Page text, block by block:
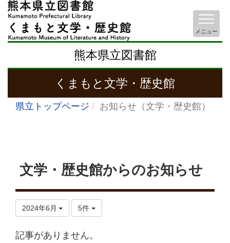
熊本県立図書館
くまもと文学・歴史館
メニュー
県立トップページ お知らせ（文学・歴史館）
文学・歴史館からのお知らせ
2024年6月 5件
記事がありません。